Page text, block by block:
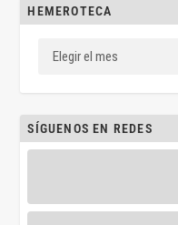
HEMEROTECA
SÍGUENOS EN REDES